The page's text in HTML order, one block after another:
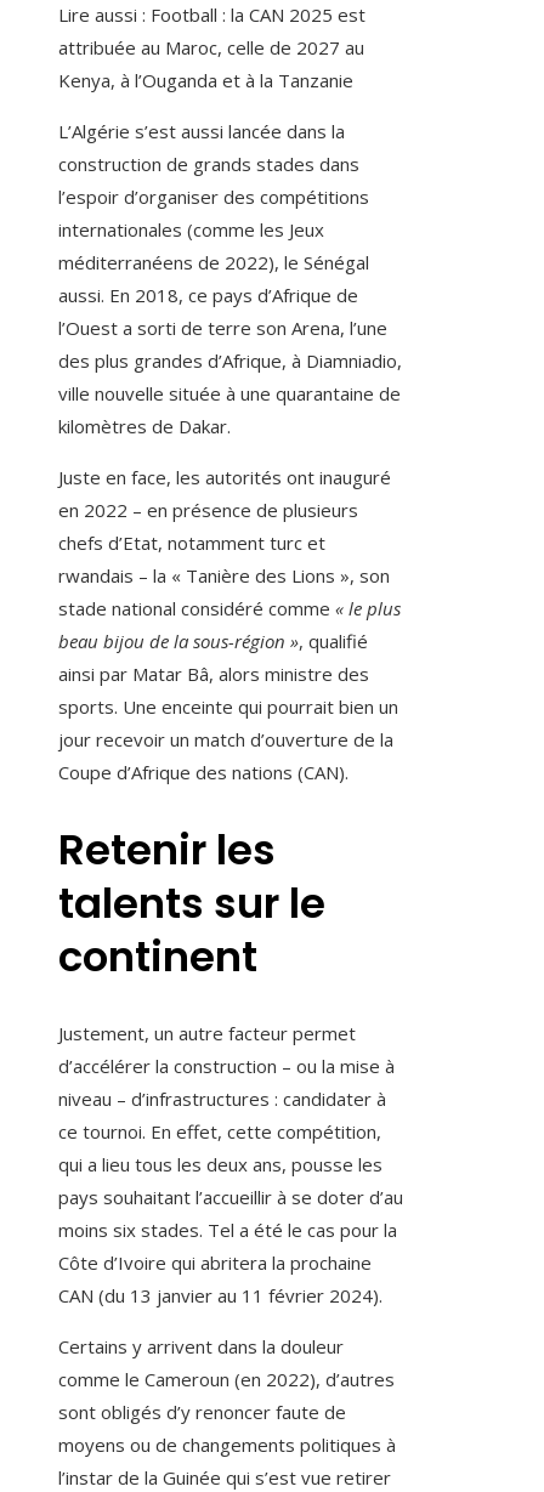
Lire aussi : Football : la CAN 2025 est
attribuée au Maroc, celle de 2027 au
Kenya, à l’Ouganda et à la Tanzanie
L’Algérie s’est aussi lancée dans la
construction de grands stades dans
l’espoir d’organiser des compétitions
internationales (comme les Jeux
méditerranéens de 2022), le Sénégal
aussi. En 2018, ce pays d’Afrique de
l’Ouest a sorti de terre son Arena, l’une
des plus grandes d’Afrique, à Diamniadio,
ville nouvelle située à une quarantaine de
kilomètres de Dakar.
Juste en face, les autorités ont inauguré
en 2022 – en présence de plusieurs
chefs d’Etat, notamment turc et
rwandais – la « Tanière des Lions », son
stade national considéré comme « le plus
beau bijou de la sous-région », qualifié
ainsi par Matar Bâ, alors ministre des
sports. Une enceinte qui pourrait bien un
jour recevoir un match d’ouverture de la
Coupe d’Afrique des nations (CAN).
Retenir les
talents sur le
continent
Justement, un autre facteur permet
d’accélérer la construction – ou la mise à
niveau – d’infrastructures : candidater à
ce tournoi. En effet, cette compétition,
qui a lieu tous les deux ans, pousse les
pays souhaitant l’accueillir à se doter d’au
moins six stades. Tel a été le cas pour la
Côte d’Ivoire qui abritera la prochaine
CAN (du 13 janvier au 11 février 2024).
Certains y arrivent dans la douleur
comme le Cameroun (en 2022), d’autres
sont obligés d’y renoncer faute de
moyens ou de changements politiques à
l’instar de la Guinée qui s’est vue retirer